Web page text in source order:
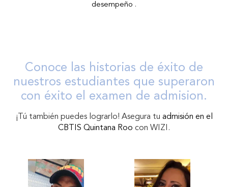
desempeño .
Conoce las historias de éxito de
nuestros estudiantes que superaron
con éxito el examen de admision.
¡Tú también puedes lograrlo! Asegura tu admisión en el
CBTIS Quintana Roo con WIZI.